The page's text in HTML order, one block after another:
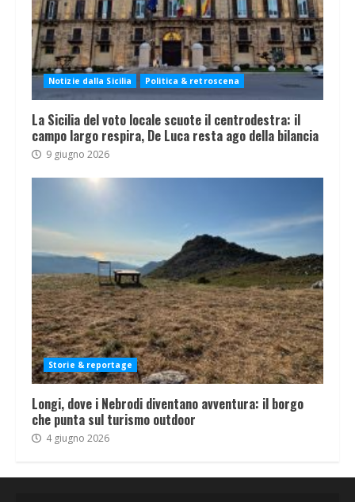
Notizie dalla Sicilia Politica & retroscena
La Sicilia del voto locale scuote il centrodestra: il
campo largo respira, De Luca resta ago della bilancia
9 giugno 2026
Storie & reportage
Longi, dove i Nebrodi diventano avventura: il borgo
che punta sul turismo outdoor
4 giugno 2026